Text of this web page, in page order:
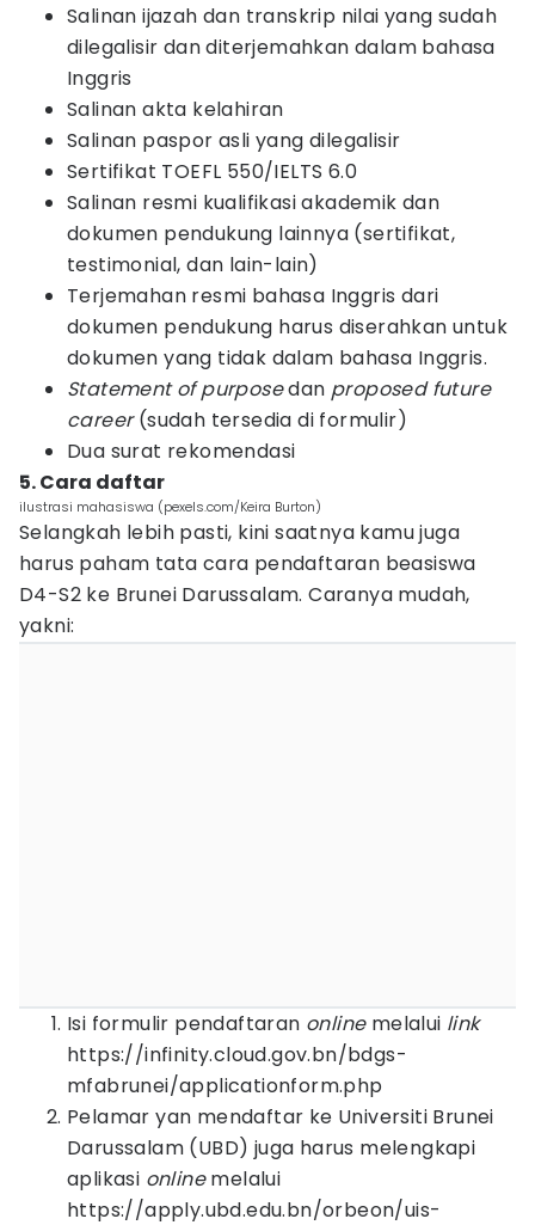
Salinan ijazah dan transkrip nilai yang sudah
dilegalisir dan diterjemahkan dalam bahasa
Inggris
Salinan akta kelahiran
Salinan paspor asli yang dilegalisir
Sertifikat TOEFL 550/IELTS 6.0
Salinan resmi kualifikasi akademik dan
dokumen pendukung lainnya (sertifikat,
testimonial, dan lain-lain)
Terjemahan resmi bahasa Inggris dari
dokumen pendukung harus diserahkan untuk
dokumen yang tidak dalam bahasa Inggris.
Statement of purposedan proposed future
career(sudah tersedia di formulir)
Dua surat rekomendasi
5. Cara daftar
ilustrasi mahasiswa (pexels.com/Keira Burton)
Selangkah lebih pasti, kini saatnya kamu juga
harus paham tata cara pendaftaran beasiswa
D4-S2 ke Brunei Darussalam. Caranya mudah,
yakni:
Isi formulir pendaftaran onlinemelalui link
https://infinity.cloud.gov.bn/bdgs-
mfabrunei/applicationform.php
Pelamar yan mendaftar ke Universiti Brunei
Darussalam (UBD) juga harus melengkapi
aplikasi onlinemelalui
https://apply.ubd.edu.bn/orbeon/uis-